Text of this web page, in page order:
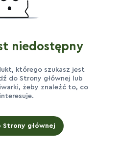
niedostępny
którego szukasz jest
do Strony głównej lub
żeby znaleźć to, co
Strony głównej